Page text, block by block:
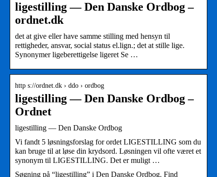
ligestilling — Den Danske Ordbog –
ordnet.dk
det at give eller have samme stilling med hensyn til
rettigheder, ansvar, social status el.lign.; det at stille lige.
Synonymer ligeberettigelse ligeret Se …
http s://ordnet.dk › ddo › ordbog
ligestilling — Den Danske Ordbog –
Ordnet
ligestilling — Den Danske Ordbog
Vi fandt 5 løsningsforslag for ordet LIGESTILLING som du
kan bruge til at løse din krydsord. Løsningen vil ofte været et
synonym til LIGESTILLING. Det er muligt …
Søgning på “ligestilling” i Den Danske Ordbog. Find